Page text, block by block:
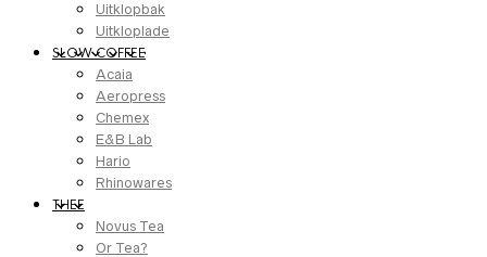
Uitklopbak
Uitkloplade
SLOW COFFEE
Acaia
Aeropress
Chemex
E&B Lab
Hario
Rhinowares
THEE
Novus Tea
Or Tea?